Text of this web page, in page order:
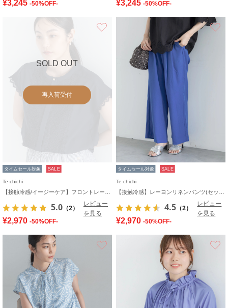
¥3,245 -50%OFF- ¥3,245 -50%OFF-
SOLD OUT
再入荷受付
タイムセール対象 SALE
Te chichi
5.0 （2）
レビュー
を見る
¥2,970 -50%OFF-
タイムセール対象 SALE
Te chichi
4.5 （2）
レビュー
を見る
¥2,970 -50%OFF-